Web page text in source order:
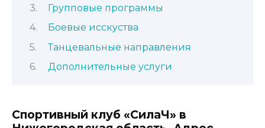
Групповые программы
Боевые исскуства
Танцевальные направления
Дополнительные услуги
Спортивный клуб «СилаЧ» в